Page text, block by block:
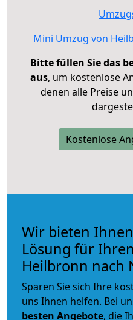
Mini Umzug von
Bitte füllen Sie das
aus, um kostenlose
denen alle Preise
Kostenlose
Wir bieten
Lösung für
Heilbronn nach
Sparen Sie sich Ihre
uns Ihnen helfen. Bei
besten Angebote, die